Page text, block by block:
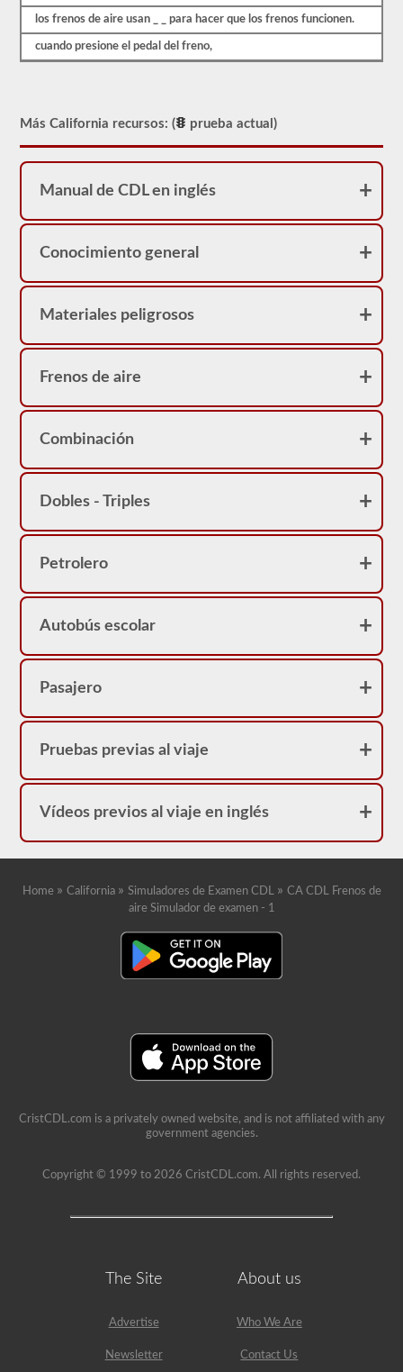
de
aire
es
diferente
a
de
en
realidad
como
restricción
Puede
obtener
sin
la
neumáticos,
conducir
vehículo
esté
equipado
frenos
porque
licencia
una
los frenos de aire usan _ _ para hacer que los frenos funcionen.
cuando presione el pedal del freno,
Más California recursos: ( prueba actual)
Manual de CDL en inglés
Conocimiento general
Materiales peligrosos
Frenos de aire
Combinación
Dobles - Triples
Petrolero
Autobús escolar
Pasajero
Pruebas previas al viaje
Vídeos previos al viaje en inglés
Home » California » Simuladores de Examen CDL » CA CDL Frenos de
aire Simulador de examen - 1
CristCDL.com is a privately owned website, and is not affiliated with any
government agencies.
Copyright © 1999 to 2026 CristCDL.com. All rights reserved.
The Site
Advertise
Newsletter
About us
Who We Are
Contact Us